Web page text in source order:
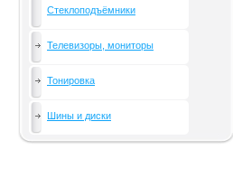
Стеклоподъёмники
Телевизоры, мониторы
Тонировка
Шины и диски